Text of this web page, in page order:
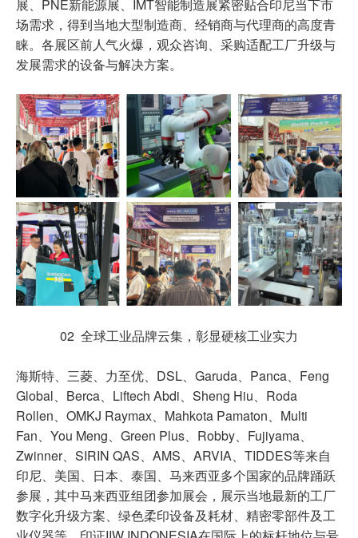
展、PNE新能源展、IMT智能制造展紧密贴合印尼当下市
场需求，得到当地大型制造商、经销商与代理商的高度青
睐。各展区前人气火爆，观众咨询、采购适配工厂升级与
发展需求的设备与解决方案。
02 全球工业品牌云集，彰显硬核工业实力
海斯特、三菱、力至优、DSL、Garuda、Panca、Feng
Global、Berca、Liftech Abdi、Sheng Hiu、Roda
Rollen、OMKJ Raymax、Mahkota Pamaton、Multi
Fan、You Meng、Green Plus、Robby、Fujiyama、
Zwinner、SIRIN QAS、AMS、ARVIA、TIDDES等来自
印尼、美国、日本、泰国、马来西亚多个国家的品牌踊跃
参展，其中马来西亚组团参加展会，展示当地最新的工厂
数字化升级方案、绿色柔印设备及耗材、精密零部件及工